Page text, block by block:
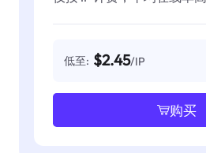
低至: $2.45/IP
购买